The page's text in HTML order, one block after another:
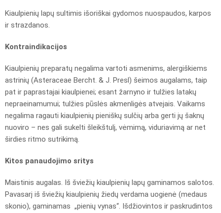
Kiaulpienių lapų sultimis išoriškai gydomos nuospaudos, karpos
ir strazdanos.
Kontraindikacijos
Kiaulpienių preparatų negalima vartoti asmenims, alergiškiems
astrinių (Asteraceae Bercht. & J. Presl) šeimos augalams, taip
pat ir paprastajai kiaulpienei; esant žarnyno ir tulžies latakų
nepraeinamumui; tulžies pūslės akmenligės atvejais. Vaikams
negalima ragauti kiaulpienių pieniškų sulčių arba gerti jų šaknų
nuoviro – nes gali sukelti šleikštulį, vėmimą, viduriavimą ar net
širdies ritmo sutrikimą.
Kitos panaudojimo sritys
Maistinis augalas. Iš šviežių kiaulpienių lapų gaminamos salotos.
Pavasarį iš šviežių kiaulpienių žiedų verdama uogienė (medaus
skonio), gaminamas „pienių vynas“. Išdžiovintos ir paskrudintos